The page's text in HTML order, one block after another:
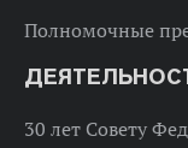
Полномочные
30 лет Совету